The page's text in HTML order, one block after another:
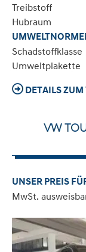
Treibstoff
Hubraum
Schadstoffklasse
Umweltplakette
DETAILS
VW
UNSER PREIS
MwSt.